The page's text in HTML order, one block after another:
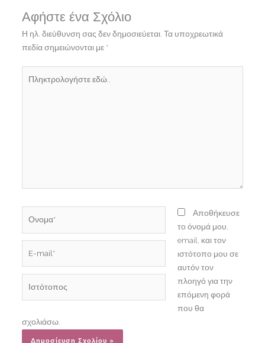
Αφήστε ένα Σχόλιο
Η ηλ. διεύθυνση σας δεν δημοσιεύεται. Τα υποχρεωτικά
πεδία σημειώνονται με *
Αποθήκευσε
το όνομά μου,
email, και τον
ιστότοπο μου σε
αυτόν τον
πλοηγό για την
επόμενη φορά
που θα
σχολιάσω.